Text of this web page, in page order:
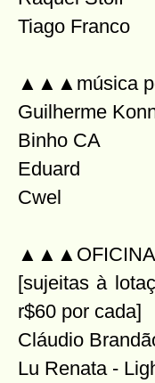
Tiago Franco
▲▲▲música
Guilherme
Binho CA
Eduard
Cwel
[sujeitas à
r$60 por cada]
Cláudio
Lu Renata -